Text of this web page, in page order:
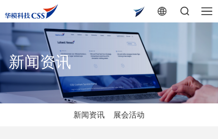
新闻资讯
新闻资讯 展会活动